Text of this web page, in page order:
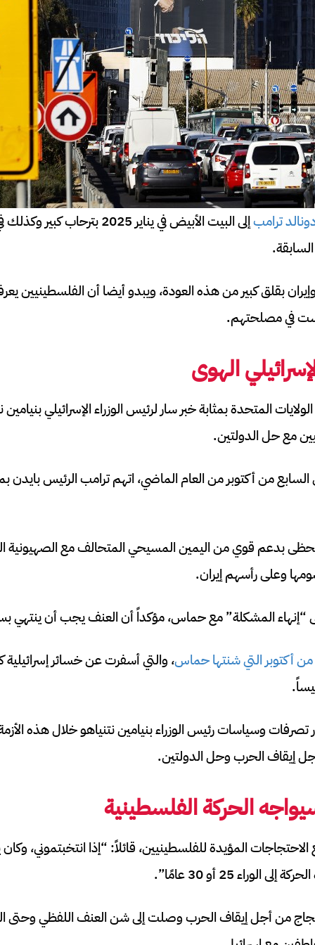
ترامب
إلى البيت الأبيض في يناير 2025
بقلق كبير من هذه العودة، ويبدو أيضا أن الفلسطينيين
في مصلحتهم.
الهوى
المتحدة بمثابة خبر سار لرئيس الوزراء الإسرائيلي
مع حل الدولتين.
السابع من أكتوبر من العام الماضي، اتهم ترامب الرئيس بايدن
بدعم قوي من اليمين المسيحي المتحالف مع الصهيونية
وعلى رأسهم إيران.
المشكلة” مع حماس، مؤكداً أن العنف يجب أن ينتهي
أكتوبر التي شنتها حماس، والتي أسفرت عن خسائر إسرائيلية
وسياسات رئيس الوزراء بنيامين نتنياهو خلال هذه
إيقاف الحرب وحل الدولتين.
الحركة الفلسطينية
المؤيدة للفلسطينيين، قائلاً: “إذا انتخبتموني،
25 أو 30 عامًا”.
من أجل إيقاف الحرب وصلت إلى شن العنف اللفظي وحتى